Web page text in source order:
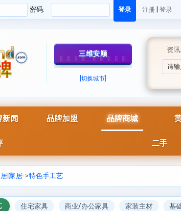
密码: 注册 登录
三维安顺
[切换城市]
资讯
新闻 品牌加盟 品牌商城
二手
|家居->特色手工艺
住宅家具 商业/办公家具 家装主材 基